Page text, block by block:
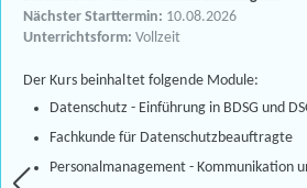
Nächster Starttermin: 10.08.2026
Unterrichtsform: Vollzeit
Der Kurs beinhaltet folgende Module:
Datenschutz - Einführung in BDSG und
Fachkunde für Datenschutzbeauftragte
Personalmanagement - Kommunikation